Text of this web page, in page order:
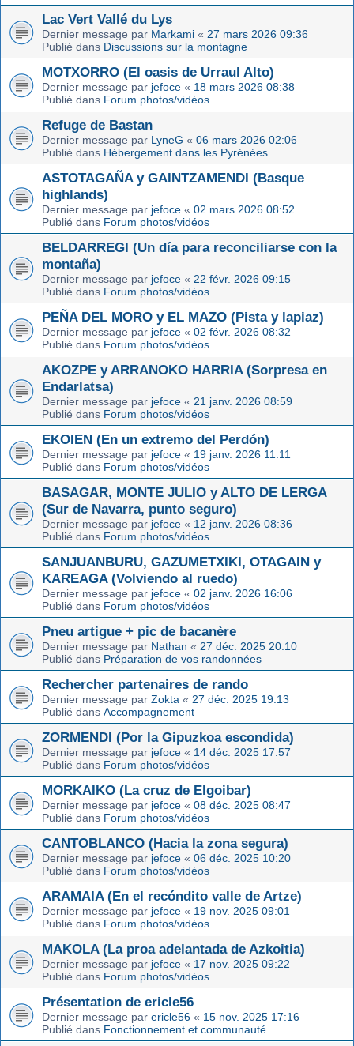
Lac Vert Vallé du Lys
Dernier message par Markami « 27 mars 2026 09:36
Publié dans Discussions sur la montagne
MOTXORRO (El oasis de Urraul Alto)
Dernier message par jefoce « 18 mars 2026 08:38
Publié dans Forum photos/vidéos
Refuge de Bastan
Dernier message par LyneG « 06 mars 2026 02:06
Publié dans Hébergement dans les Pyrénées
ASTOTAGAÑA y GAINTZAMENDI (Basque
highlands)
Dernier message par jefoce « 02 mars 2026 08:52
Publié dans Forum photos/vidéos
BELDARREGI (Un día para reconciliarse con la
montaña)
Dernier message par jefoce « 22 févr. 2026 09:15
Publié dans Forum photos/vidéos
PEÑA DEL MORO y EL MAZO (Pista y lapiaz)
Dernier message par jefoce « 02 févr. 2026 08:32
Publié dans Forum photos/vidéos
AKOZPE y ARRANOKO HARRIA (Sorpresa en
Endarlatsa)
Dernier message par jefoce « 21 janv. 2026 08:59
Publié dans Forum photos/vidéos
EKOIEN (En un extremo del Perdón)
Dernier message par jefoce « 19 janv. 2026 11:11
Publié dans Forum photos/vidéos
BASAGAR, MONTE JULIO y ALTO DE LERGA
(Sur de Navarra, punto seguro)
Dernier message par jefoce « 12 janv. 2026 08:36
Publié dans Forum photos/vidéos
SANJUANBURU, GAZUMETXIKI, OTAGAIN y
KAREAGA (Volviendo al ruedo)
Dernier message par jefoce « 02 janv. 2026 16:06
Publié dans Forum photos/vidéos
Pneu artigue + pic de bacanère
Dernier message par Nathan « 27 déc. 2025 20:10
Publié dans Préparation de vos randonnées
Rechercher partenaires de rando
Dernier message par Zokta « 27 déc. 2025 19:13
Publié dans Accompagnement
ZORMENDI (Por la Gipuzkoa escondida)
Dernier message par jefoce « 14 déc. 2025 17:57
Publié dans Forum photos/vidéos
MORKAIKO (La cruz de Elgoibar)
Dernier message par jefoce « 08 déc. 2025 08:47
Publié dans Forum photos/vidéos
CANTOBLANCO (Hacia la zona segura)
Dernier message par jefoce « 06 déc. 2025 10:20
Publié dans Forum photos/vidéos
ARAMAIA (En el recóndito valle de Artze)
Dernier message par jefoce « 19 nov. 2025 09:01
Publié dans Forum photos/vidéos
MAKOLA (La proa adelantada de Azkoitia)
Dernier message par jefoce « 17 nov. 2025 09:22
Publié dans Forum photos/vidéos
Présentation de ericle56
Dernier message par ericle56 « 15 nov. 2025 17:16
Publié dans Fonctionnement et communauté